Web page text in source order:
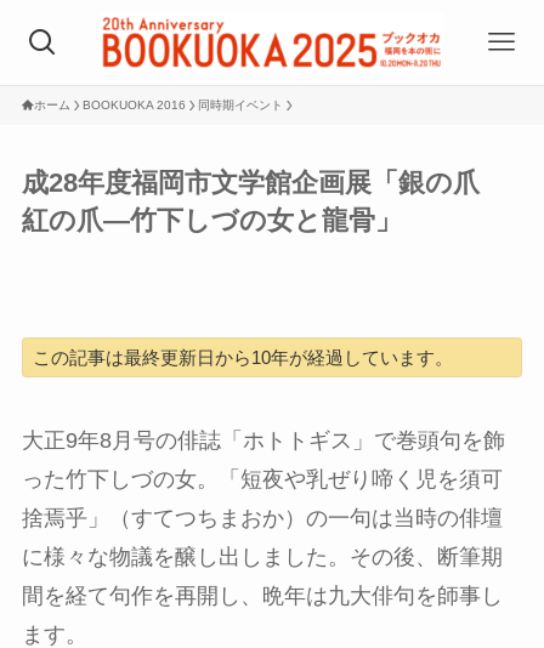
ホーム BOOKUOKA 2016 同時期イベント
成28年度福岡市文学館企画展「銀の爪
紅の爪―竹下しづの女と龍骨」
この記事は最終更新日から10年が経過しています。
大正9年8月号の俳誌「ホトトギス」で巻頭句を飾
った竹下しづの女。「短夜や乳ぜり啼く児を須可
捨焉乎」（すてつちまおか）の一句は当時の俳壇
に様々な物議を醸し出しました。その後、断筆期
間を経て句作を再開し、晩年は九大俳句を師事し
ます。